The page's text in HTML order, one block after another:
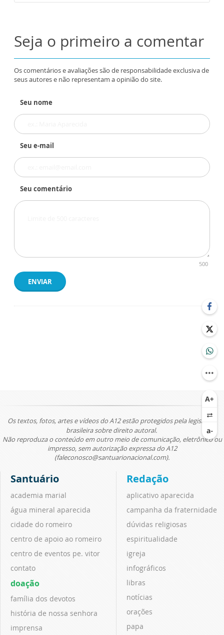
Seja o primeiro a comentar
Os comentários e avaliações são de responsabilidade exclusiva de
seus autores e não representam a opinião do site.
Seu nome
Seu e-mail
Seu comentário
500
ENVIAR
Os textos, fotos, artes e vídeos do A12 estão protegidos pela legislação
brasileira sobre direito autoral.
Não reproduza o conteúdo em outro meio de comunicação, eletrônico ou
impresso, sem autorização expressa do A12
(faleconosco@santuarionacional.com).
Santuário
academia marial
água mineral aparecida
cidade do romeiro
centro de apoio ao romeiro
centro de eventos pe. vitor
contato
doação
família dos devotos
história de nossa senhora
imprensa
Redação
aplicativo aparecida
campanha da fraternidade
dúvidas religiosas
espiritualidade
igreja
infográficos
libras
notícias
orações
papa